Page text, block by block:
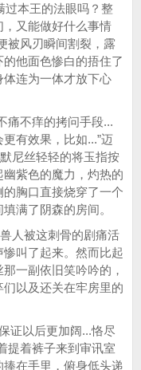
过本王的法眼吗？整
又能做好什么事情
被风刃瞬间割裂，露
他面色惨白的捂住了
连为一体才放下心
痛不痒的拷问手段...
有效果，比如...”迈
尼丝轻轻的将玉指按
紫色的魔力，灼热的
胸口直接烧穿了一个
满了阴森的房间。
人被这刺骨的剧痛活
叫了起来。然而比起
一副依旧笑吟吟的，
以及还关在牢房里的
证以后更加阔...恪尽
提着裤子来到审讯室
在手里，俯身低头递